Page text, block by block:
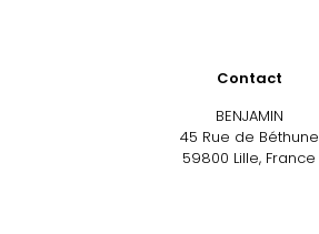
Contact
BENJAMIN
45 Rue de Béthune
59800 Lille, France